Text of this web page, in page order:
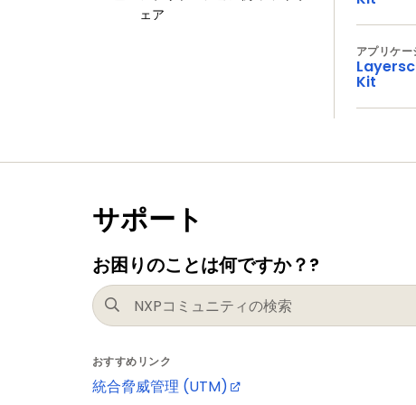
ェア
アプリケ
Kit
サポート
お困りのことは何ですか？?
おすすめリンク
統合脅威管理 (UTM)